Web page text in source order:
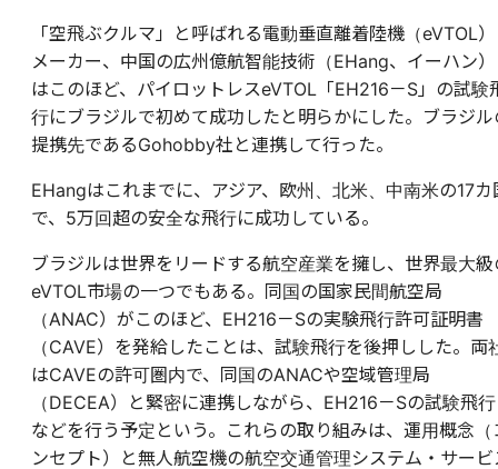
「空飛ぶクルマ」と呼ばれる電動垂直離着陸機（eVTOL）
メーカー、中国の広州億航智能技術（EHang、イーハン）
はこのほど、パイロットレスeVTOL「EH216－S」の試験
行にブラジルで初めて成功したと明らかにした。ブラジル
提携先であるGohobby社と連携して行った。
EHangはこれまでに、アジア、欧州、北米、中南米の17カ
で、5万回超の安全な飛行に成功している。
ブラジルは世界をリードする航空産業を擁し、世界最大級
eVTOL市場の一つでもある。同国の国家民間航空局
（ANAC）がこのほど、EH216－Sの実験飛行許可証明書
（CAVE）を発給したことは、試験飛行を後押しした。両
はCAVEの許可圏内で、同国のANACや空域管理局
（DECEA）と緊密に連携しながら、EH216－Sの試験飛行
などを行う予定という。これらの取り組みは、運用概念（
ンセプト）と無人航空機の航空交通管理システム・サービ